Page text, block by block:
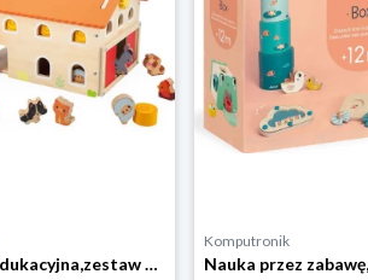
Zabawka edukacyjna,zestaw do odgrywania ról Janod Farma Drewniana J03318
Komputronik